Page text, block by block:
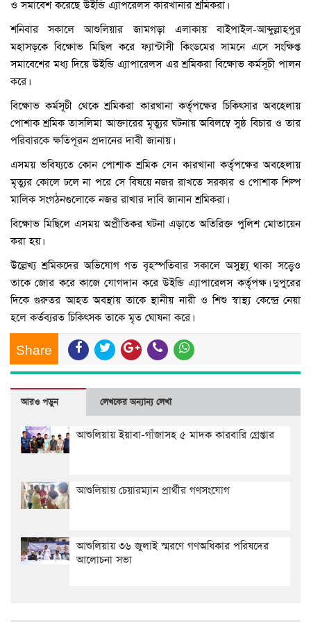
ও সমাবেশ করেছে উইন্ডি এ্যাপরেলস কারখানার শ্রমিকরা।
শনিবার সকালে আশুলিয়ার জামগড়া এলাকায় বাইপাইল-আব্দুল্লাহপুর
মহাসড়কে বিক্ষোভ মিছিল করে ফ্যান্টাসী কিংডমের সামনে এসে সংক্ষিপ্ত
সমাবেশের মধ্য দিয়ে উইন্ডি এ্যাপারেলস এর শ্রমিকরা বিক্ষোভ কর্মসূচী পালন
করে।
বিক্ষোভ কর্মসূচী থেকে শ্রমিকরা কারখানা কর্তৃপক্ষের চিকিৎসার অবহেলায়
পোশাক শ্রমিক তাসলিমা আক্তারের মৃত্যুর ঘটনায় অবিলম্বে সুষ্ঠ বিচার ও তার
পরিবারকে ক্ষতিপূরন প্রদানের দাবী জানায়।
এসময় ভবিষ্যতে কোন পোশাক শ্রমিক যেন কারখানা কর্তৃপক্ষের অবহেলায়
মৃত্যুর কোলে ঢলে না পরে সে বিষয়ে নজর রাখতে সরকার ও পোশাক শিল্প
মালিক সংগঠনগুলোকে নজর রাখার দাবি জানান শ্রমিকরা।
বিক্ষোভ মিছিলে এসময় অপ্রীতিকর ঘটনা এড়াতে অতিরিক্ত পুলিশ মোতায়েন
করা হয়।
উল্লেখ্য শ্রমিকদের অভিযোগ গত বৃহস্পতিবার সকালে অসুস্থ্য্ থাকা সত্ত্বেও
তাকে জোর করে কাজে যোগদান করে উইন্ডি এ্যাপারেলস কর্তৃপক্ষ। দুপুরের
দিকে গুরুতর আহত অবস্থায় তাকে স্থানীয় নারী ও শিশু স্বাস্থ্য কেন্দ্রে নেয়া
হলে কর্তব্যরত চিকিৎসক তাকে মৃত ঘোষনা করে।
Share
আরও পড়ুন লেখকের অন্যান্য লেখা
আশুলিয়ায় ইয়াবা-গাঁজাসহ ৫ মাদক কারবারি গ্রেপ্তার
আশুলিয়ায় চেয়ারম্যান প্রার্থীর গণসংযোগ
আশুলিয়ায় ৩৬ জুলাই স্মরণে গণঅধিকার পরিষদের
আলোচনা সভা